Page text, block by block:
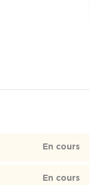
En cours
En cours